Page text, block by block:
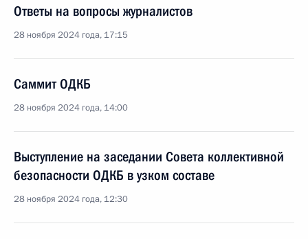
Ответы на вопросы журналистов
28 ноября 2024 года, 17:15
Саммит ОДКБ
28 ноября 2024 года, 14:00
Выступление на заседании Совета коллективной
безопасности ОДКБ в узком составе
28 ноября 2024 года, 12:30